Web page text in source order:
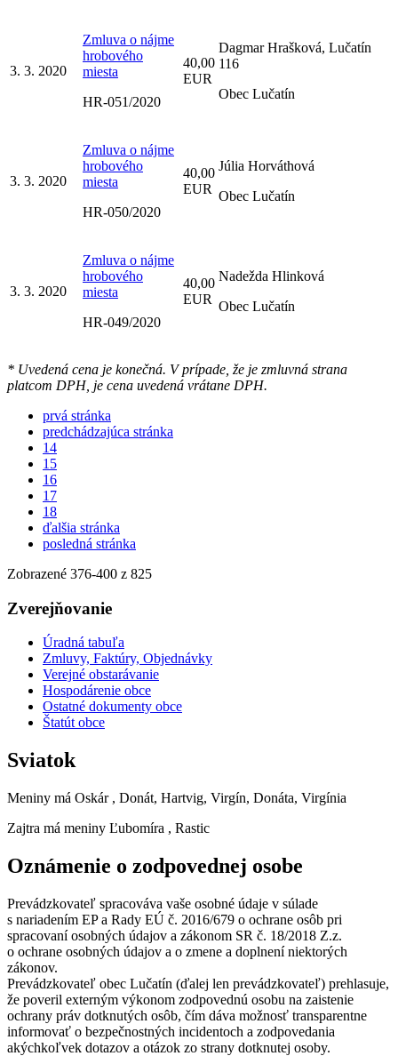
3. 3. 2020
Zmluva o nájme
hrobového
miesta
HR-051/2020
40,00
EUR
Dagmar Hrašková, Lučatín
116
Obec Lučatín
3. 3. 2020
Zmluva o nájme
hrobového
miesta
HR-050/2020
40,00
EUR
Júlia Horváthová
Obec Lučatín
3. 3. 2020
Zmluva o nájme
hrobového
miesta
HR-049/2020
40,00
EUR
Nadežda Hlinková
Obec Lučatín
* Uvedená cena je konečná. V prípade, že je zmluvná strana
platcom DPH, je cena uvedená vrátane DPH.
prvá stránka
predchádzajúca stránka
14
15
16
17
18
ďalšia stránka
posledná stránka
Zobrazené 376-400 z 825
Zverejňovanie
Úradná tabuľa
Zmluvy, Faktúry, Objednávky
Verejné obstarávanie
Hospodárenie obce
Ostatné dokumenty obce
Štatút obce
Sviatok
Meniny má Oskár , Donát, Hartvig, Virgín, Donáta, Virgínia
Zajtra má meniny Ľubomíra , Rastic
Oznámenie o zodpovednej osobe
Prevádzkovateľ spracováva vaše osobné údaje v súlade
s nariadením EP a Rady EÚ č. 2016/679 o ochrane osôb pri
spracovaní osobných údajov a zákonom SR č. 18/2018 Z.z.
o ochrane osobných údajov a o zmene a doplnení niektorých
zákonov.
Prevádzkovateľ obec Lučatín (ďalej len prevádzkovateľ) prehlasuje,
že poveril externým výkonom zodpovednú osobu na zaistenie
ochrany práv dotknutých osôb, čím dáva možnosť transparentne
informovať o bezpečnostných incidentoch a zodpovedania
akýchkoľvek dotazov a otázok zo strany dotknutej osoby.